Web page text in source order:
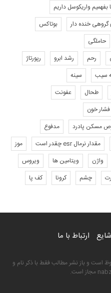
بفهمیم واریکوسل داریم
گروهی خنده دار
بوتاکس
حاملگی
رحم رشد ابرو
رپورتاژ
سیب
سینه
طحال
عفونت
فشار خون
مسکن پادرد
مدفوع
مقدار نرمال esr چقدر است
موز
واژن ویتامین ها
ویروس
چشم کرونا
کف پا
ارتباط با ما
است و باز نشر مطالب فقط با ذکر نام و